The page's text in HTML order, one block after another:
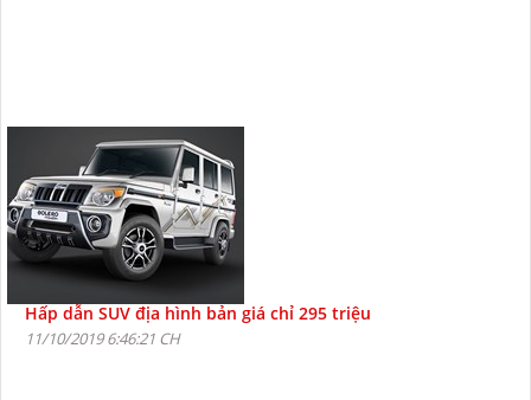
Hấp dẫn SUV địa hình bản giá chỉ 295 triệu
11/10/2019 6:46:21 CH